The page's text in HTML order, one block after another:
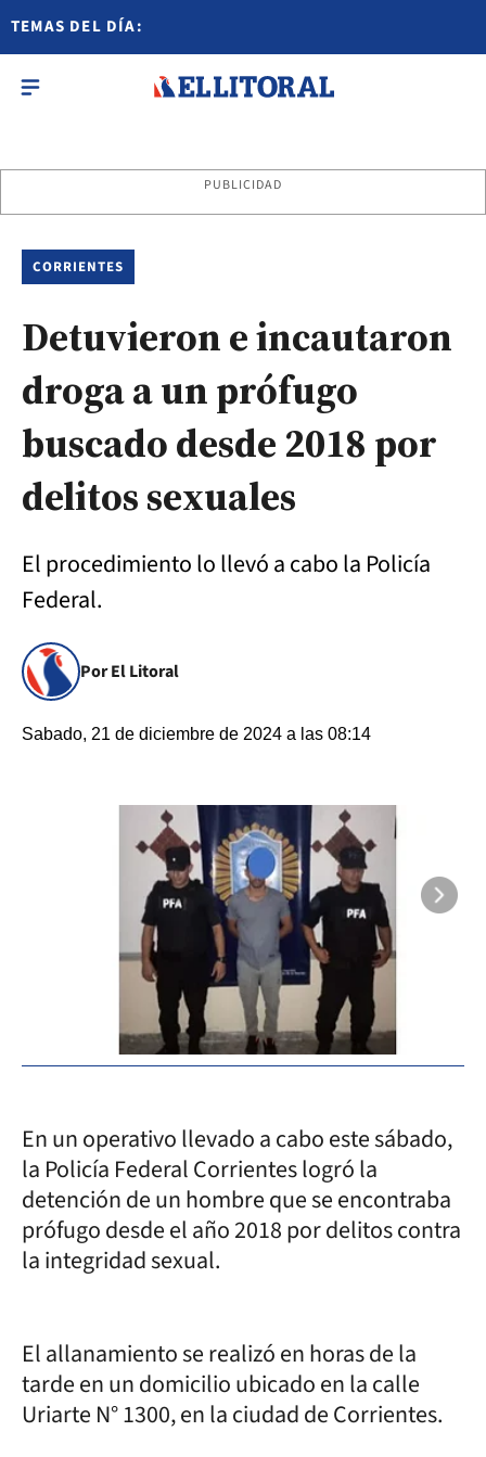
TEMAS DEL DÍA:
PUBLICIDAD
CORRIENTES
Detuvieron e incautaron
droga a un prófugo
buscado desde 2018 por
delitos sexuales
El procedimiento lo llevó a cabo la Policía
Federal.
Por El Litoral
Sabado, 21 de diciembre de 2024 a las 08:14
En un operativo llevado a cabo este sábado,
la Policía Federal Corrientes logró la
detención de un hombre que se encontraba
prófugo desde el año 2018 por delitos contra
la integridad sexual.
El allanamiento se realizó en horas de la
tarde en un domicilio ubicado en la calle
Uriarte N° 1300, en la ciudad de Corrientes.